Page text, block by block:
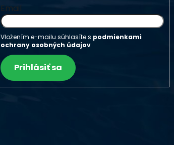
Email
Vložením e-mailu súhlasíte s podmienkami
ochrany osobných údajov
Prihlásiť sa